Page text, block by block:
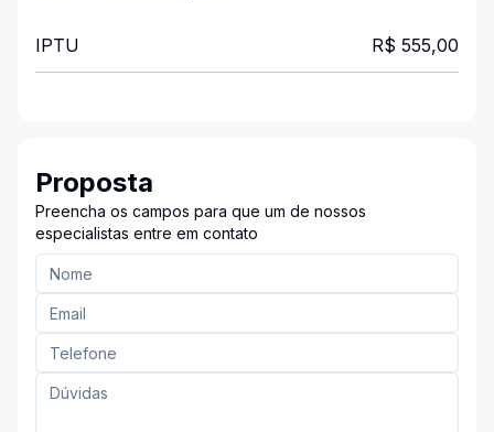
IPTU R$ 555,00
Proposta
Preencha os campos para que um de nossos
especialistas entre em contato